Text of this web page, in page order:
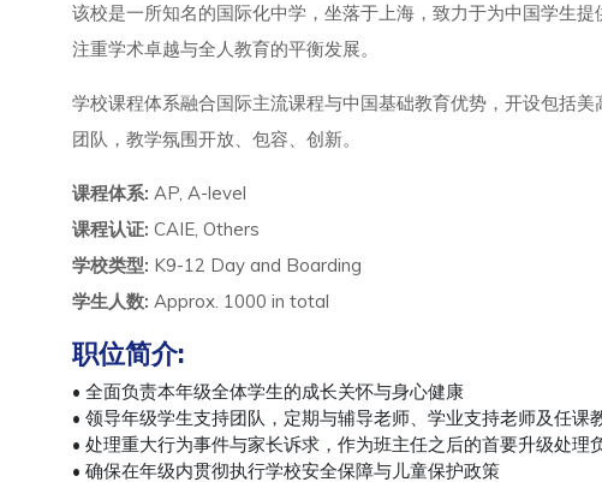
该校是一所知名的国际化中学，坐落于上海，致力于为中国学生
注重学术卓越与全人教育的平衡发展。
学校课程体系融合国际主流课程与中国基础教育优势，开设包括
团队，教学氛围开放、包容、创新。
课程体系: AP, A-level
课程认证: CAIE, Others
学校类型: K9-12 Day and Boarding
学生人数: Approx. 1000 in total
职位简介:
• 全面负责本年级全体学生的成长关怀与身心健康
• 领导年级学生支持团队，定期与辅导老师、学业支持老师及任
• 处理重大行为事件与家长诉求，作为班主任之后的首要升级处理
• 确保在年级内贯彻执行学校安全保障与儿童保护政策